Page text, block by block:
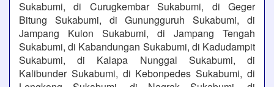
Sukabumi, di Curugkembar Sukabumi, di Geger
Bitung Sukabumi, di Gunungguruh Sukabumi, di
Jampang Kulon Sukabumi, di Jampang Tengah
Sukabumi, di Kabandungan Sukabumi, di Kadudampit
Sukabumi, di Kalapa Nunggal Sukabumi, di
Kalibunder Sukabumi, di Kebonpedes Sukabumi, di